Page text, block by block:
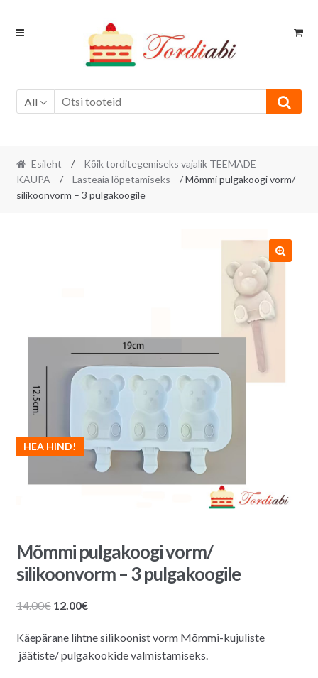
Skip
Skip
All
Esileht /
Kõik torditegemiseks vajalik TEEMADE
KAUPA
/ Lasteaia lõpetamiseks
/ Mõmmi pulgakoogi vorm/
silikoonvorm – 3 pulgakoogile
HEA HIND!
Mõmmi pulgakoogi vorm/
silikoonvorm – 3 pulgakoogile
14.00€ Algne
oli:
14.00€.
12.00€Praegune
on:
12.00€.
Käepärane lihtne silikoonist vorm Mõmmi-kujuliste
jäätiste/ pulgakookide valmistamiseks.